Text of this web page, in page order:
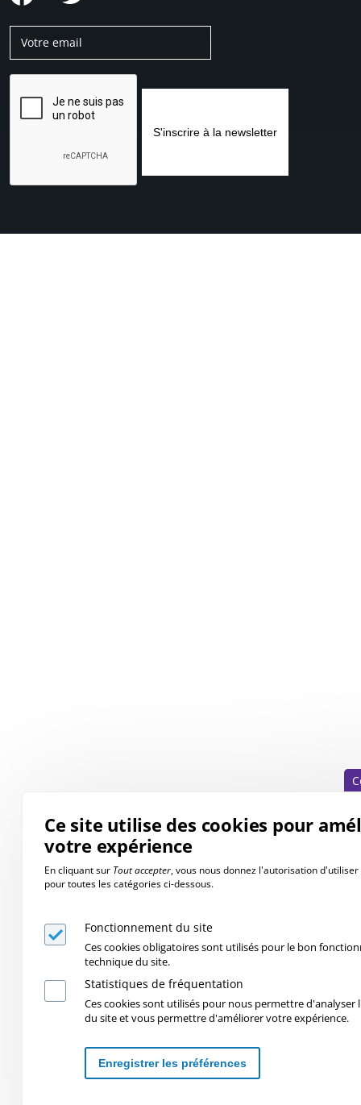
Ce site utilise des cookies pour
votre expérience
En cliquant sur Tout accepter, vous nous donnez l'autorisation d'utiliser
pour toutes les catégories ci-dessous.
Fonctionnement du site
Ces cookies obligatoires sont utilisés pour le bon
technique du site.
Statistiques de fréquentation
Ces cookies sont utilisés pour nous permettre d'analyser
du site et vous permettre d'améliorer votre expérience.
Enregistrer les préférences